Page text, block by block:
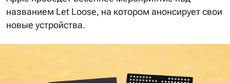
названием Let Loose, на котором анонсирует свои
новые устройства.